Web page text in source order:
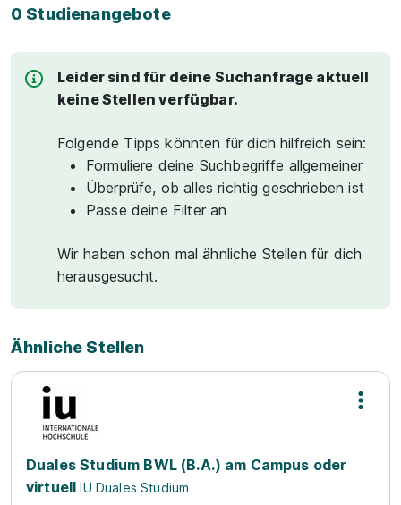
0 Studienangebote
Leider sind für deine Suchanfrage aktuell
keine Stellen verfügbar.
Folgende Tipps könnten für dich hilfreich sein:
Formuliere deine Suchbegriffe allgemeiner
Überprüfe, ob alles richtig geschrieben ist
Passe deine Filter an
Wir haben schon mal ähnliche Stellen für dich
herausgesucht.
Ähnliche Stellen
Duales Studium BWL (B.A.) am Campus oder
virtuell IU Duales Studium